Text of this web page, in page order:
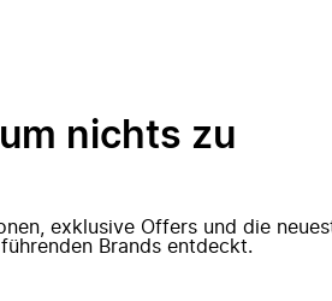
nichts zu
exklusive Offers und die
Brands entdeckt.